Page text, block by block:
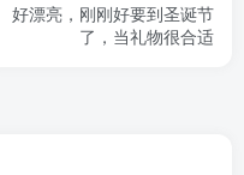
好漂亮，刚刚好要到圣诞节
了，当礼物很合适